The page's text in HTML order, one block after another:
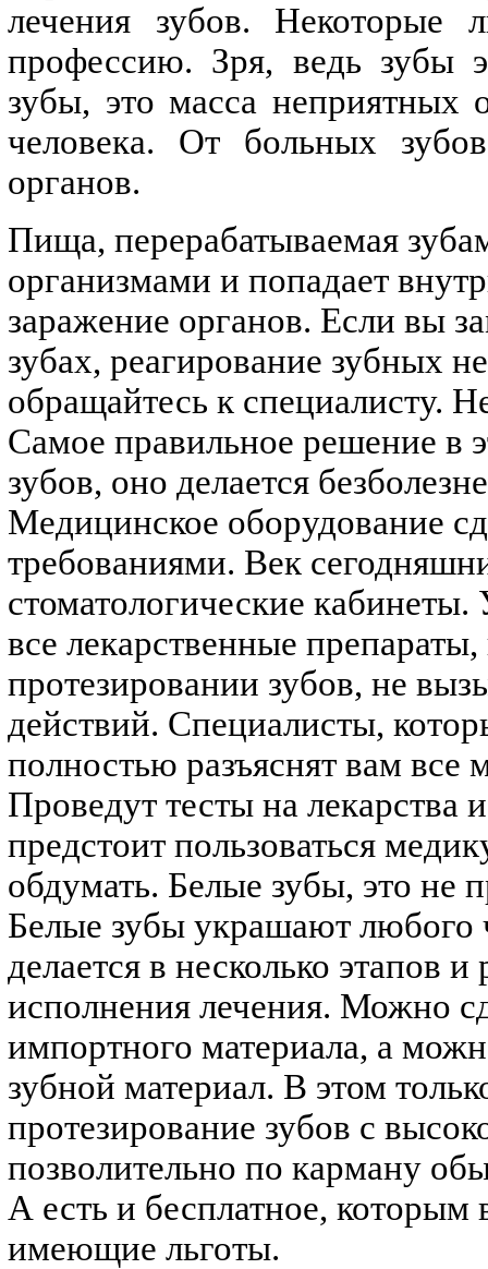
лечения зубов. Некоторые
профессию. Зря, ведь зубы
зубы, это масса
человека. От больных
органов.
Пища, перерабатываемая
организмами и попадает
заражение органов. Если вы
зубах, реагирование зубных
обращайтесь к специалисту.
Самое правильное решение в
зубов, оно делается
Медицинское оборудование
требованиями. Век
стоматологические
все лекарственные
протезировании зубов, не
действий. Специалисты,
полностью разъяснят вам все
Проведут тесты на лекарства
предстоит пользоваться
обдумать. Белые зубы, это не
Белые зубы украшают любого
делается в несколько этапов
исполнения лечения. Можно
импортного материала, а
зубной материал. В этом
протезирование зубов с
позволительно по карману
А есть и бесплатное,
имеющие льготы.